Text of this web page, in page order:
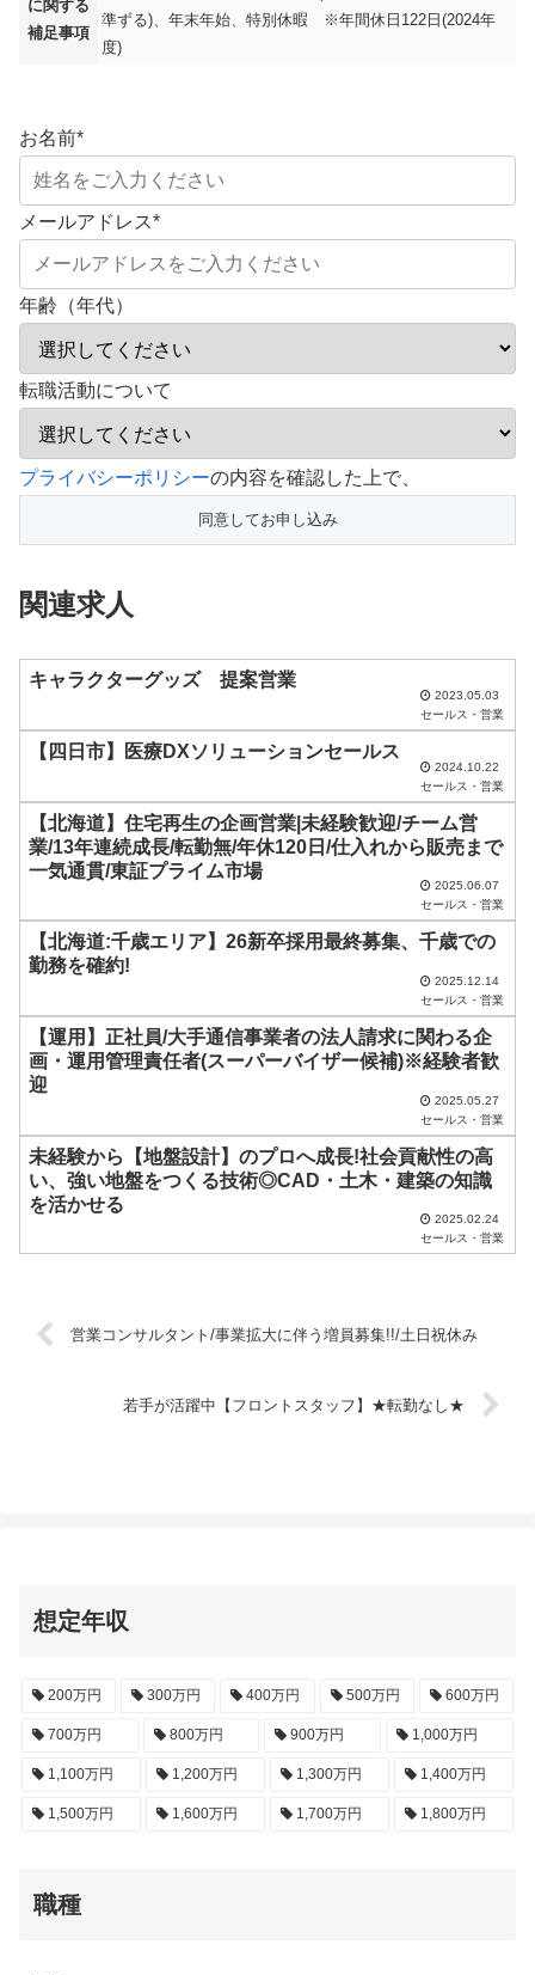
に関する
補足事項
準ずる)、年末年始、特別休暇 ※年間休日122日(2024年
度)
お名前*
メールアドレス*
年齢（年代）
転職活動について
こ
フ
ー
ド
ま
に
く
だ
い
プライバシーポリシーの内容を確認した上で、
関連求人
キャラクターグッズ 提案営業
2023.05.03
セールス・営業
【四日市】医療DXソリューションセールス
2024.10.22
セールス・営業
【北海道】住宅再生の企画営業|未経験歓迎/チーム営
業/13年連続成長/転勤無/年休120日/仕入れから販売まで
一気通貫/東証プライム市場
2025.06.07
セールス・営業
【北海道:千歳エリア】26新卒採用最終募集、千歳での
勤務を確約!
2025.12.14
セールス・営業
【運用】正社員/大手通信事業者の法人請求に関わる企
画・運用管理責任者(スーパーバイザー候補)※経験者歓
迎
2025.05.27
セールス・営業
未経験から【地盤設計】のプロへ成長!社会貢献性の高
い、強い地盤をつくる技術◎CAD・土木・建築の知識
を活かせる
2025.02.24
セールス・営業
営業コンサルタント/事業拡大に伴う増員募集!!/土日祝休み
若手が活躍中【フロントスタッフ】★転勤なし★
想定年収
200万円 300万円 400万円 500万円 600万円
700万円 800万円 900万円 1,000万円
1,100万円 1,200万円 1,300万円 1,400万円
1,500万円 1,600万円 1,700万円 1,800万円
職種